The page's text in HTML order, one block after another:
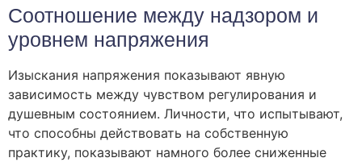
Соотношение между надзором и
уровнем напряжения
Изыскания напряжения показывают явную
зависимость между чувством регулирования и
душевным состоянием. Личности, что испытывают,
что способны действовать на собственную
практику, показывают намного более сниженные